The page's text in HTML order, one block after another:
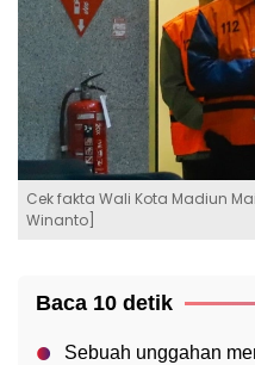
Cek fakta Wali Kota Madiun
Winanto]
Baca 10 detik
Sebuah unggahan